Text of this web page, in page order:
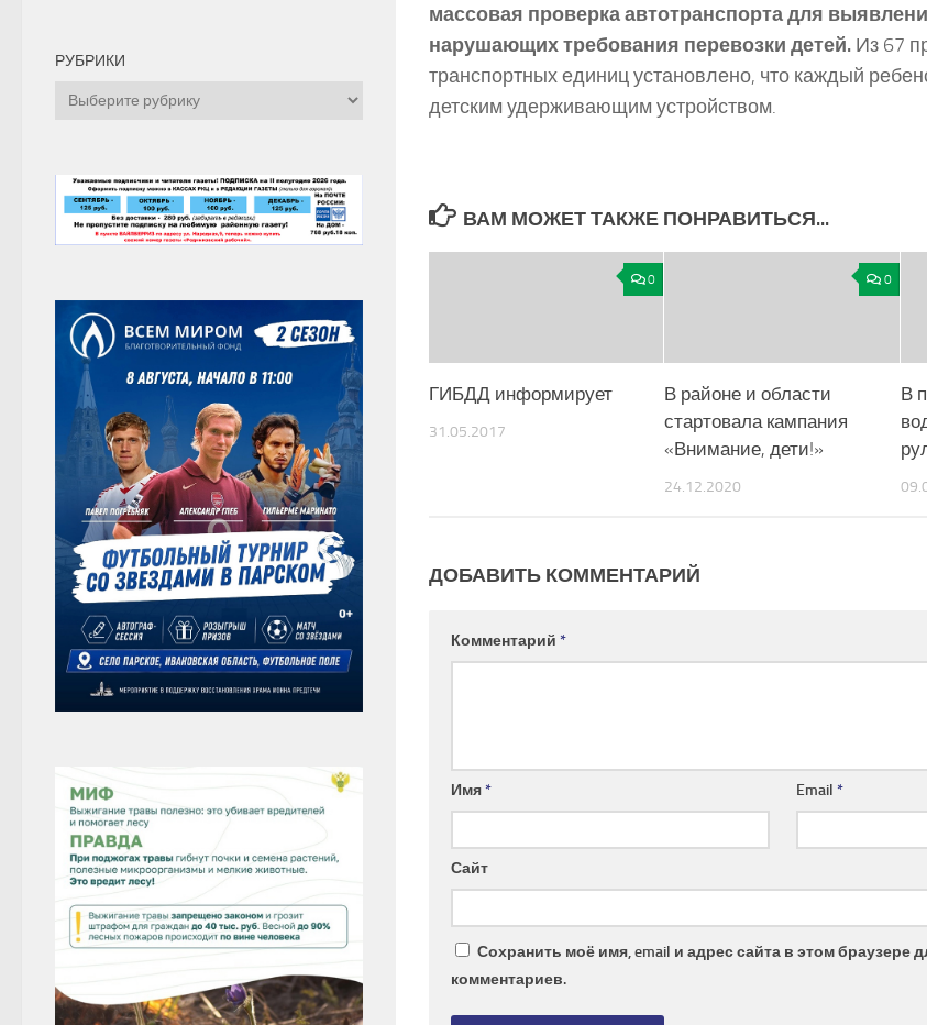
массовая проверка автотранспорта для
нарушающих требования перевозки детей. Из 67
транспортных единиц установлено, что каждый
детским удерживающим устройством.
ВАМ МОЖЕТ ТАКЖЕ ПОНРАВИТЬСЯ...
0
ГИБДД информирует
31.05.2017
0
В районе и области
стартовала кампания
«Внимание, дети!»
24.12.2020
В
ДОБАВИТЬ КОММЕНТАРИЙ
Комментарий *
Имя* Email*
Сайт
Сохранить моё имя, email и адрес сайта в этом браузере
комментариев.
РУБРИКИ
Рубрики